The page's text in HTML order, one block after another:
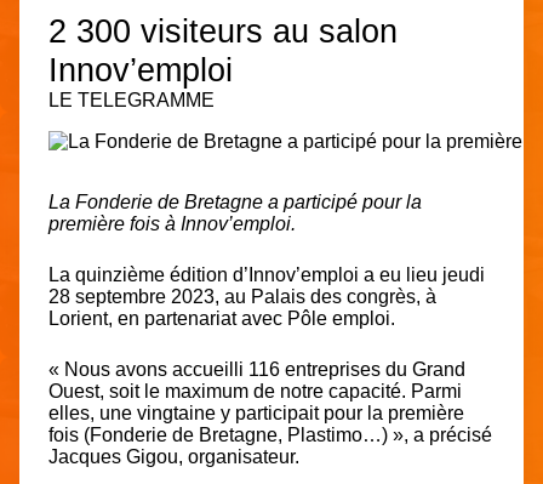
2 300 visiteurs au salon
Innov’emploi
LE TELEGRAMME
La Fonderie de Bretagne a participé pour la
première fois à Innov’emploi.
La quinzième édition d’Innov’emploi a eu lieu jeudi
28 septembre 2023, au Palais des congrès, à
Lorient, en partenariat avec Pôle emploi.
« Nous avons accueilli 116 entreprises du Grand
Ouest, soit le maximum de notre capacité. Parmi
elles, une vingtaine y participait pour la première
fois (Fonderie de Bretagne, Plastimo…) », a précisé
Jacques Gigou, organisateur.